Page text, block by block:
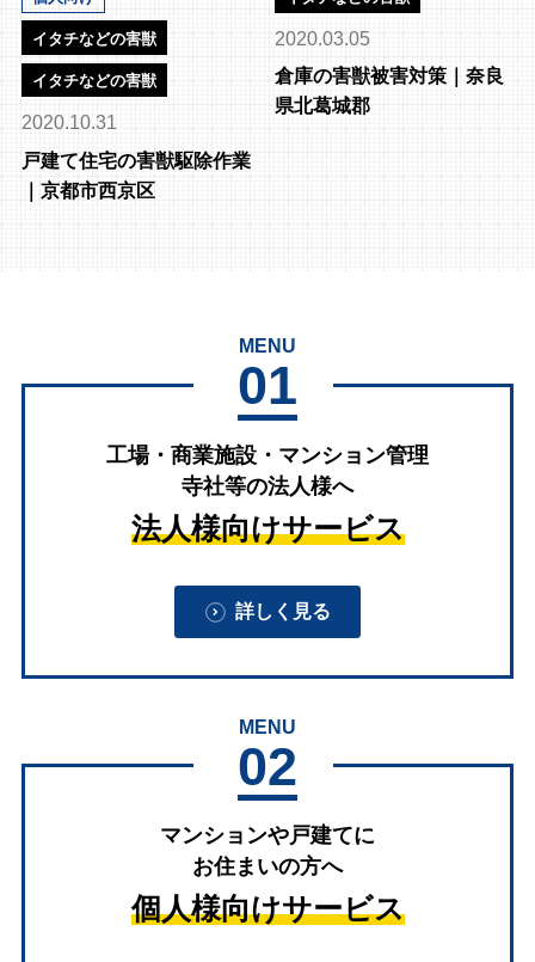
イタチなどの害獣
イタチなどの害獣
2020.10.31
戸建て住宅の害獣駆除作業
｜京都市西京区
2020.03.05
倉庫の害獣被害対策｜奈良
県北葛城郡
MENU
01
工場・商業施設・マンション管理
寺社等の法人様へ
法人様向けサービス
詳しく見る
MENU
02
マンションや戸建てに
お住まいの方へ
個人様向けサービス